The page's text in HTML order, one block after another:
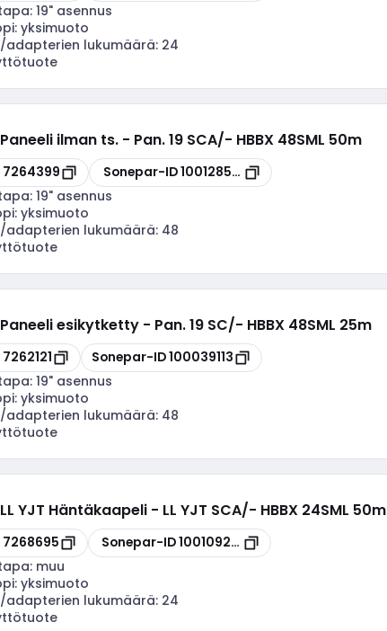
19" asennus
yksimuoto
adapterien lukumäärä: 24
Paneeli ilman ts. - Pan. 19 SCA/- HBBX 48SML 50m
7264399 Kopioi
Sonepar-ID100128523
19" asennus
yksimuoto
adapterien lukumäärä: 48
Paneeli esikytketty - Pan. 19 SC/- HBBX 48SML 25m
7262121 Kopioi
Sonepar-ID100039113
19" asennus
yksimuoto
adapterien lukumäärä: 48
LL YJT Häntäkaapeli - LL YJT SCA/- HBBX 24SML 50m
7268695 Kopioi
Sonepar-ID100109236
muu
yksimuoto
adapterien lukumäärä: 24